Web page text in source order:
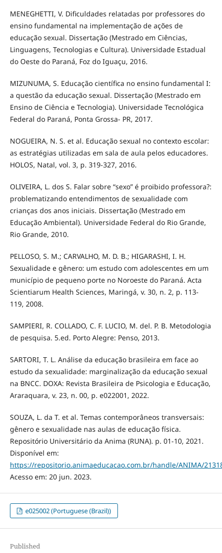
MENEGHETTI, V. Dificuldades relatadas por professores do
ensino fundamental na implementação de ações de
educação sexual. Dissertação (Mestrado em Ciências,
Linguagens, Tecnologias e Cultura). Universidade Estadual
do Oeste do Paraná, Foz do Iguaçu, 2016.
MIZUNUMA, S. Educação científica no ensino fundamental I:
a questão da educação sexual. Dissertação (Mestrado em
Ensino de Ciência e Tecnologia). Universidade Tecnológica
Federal do Paraná, Ponta Grossa- PR, 2017.
NOGUEIRA, N. S. et al. Educação sexual no contexto escolar:
as estratégias utilizadas em sala de aula pelos educadores.
HOLOS, Natal, vol. 3, p. 319-327, 2016.
OLIVEIRA, L. dos S. Falar sobre “sexo” é proibido professora?:
problematizando entendimentos de sexualidade com
crianças dos anos iniciais. Dissertação (Mestrado em
Educação Ambiental). Universidade Federal do Rio Grande,
Rio Grande, 2010.
PELLOSO, S. M.; CARVALHO, M. D. B.; HIGARASHI, I. H.
Sexualidade e gênero: um estudo com adolescentes em um
município de pequeno porte no Noroeste do Paraná. Acta
Scientiarum Health Sciences, Maringá, v. 30, n. 2, p. 113-
119, 2008.
SAMPIERI, R. COLLADO, C. F. LUCIO, M. del. P. B. Metodologia
de pesquisa. 5.ed. Porto Alegre: Penso, 2013.
SARTORI, T. L. Análise da educação brasileira em face ao
estudo da sexualidade: marginalização da educação sexual
na BNCC. DOXA: Revista Brasileira de Psicologia e Educação,
Araraquara, v. 23, n. 00, p. e022001, 2022.
SOUZA, L. da T. et al. Temas contemporâneos transversais:
gênero e sexualidade nas aulas de educação física.
Repositório Universitário da Anima (RUNA). p. 01-10, 2021.
Disponível em:
https://repositorio.animaeducacao.com.br/handle/ANIMA/
Acesso em: 20 jun. 2023.
e025002 (Portuguese (Brazil))
Published